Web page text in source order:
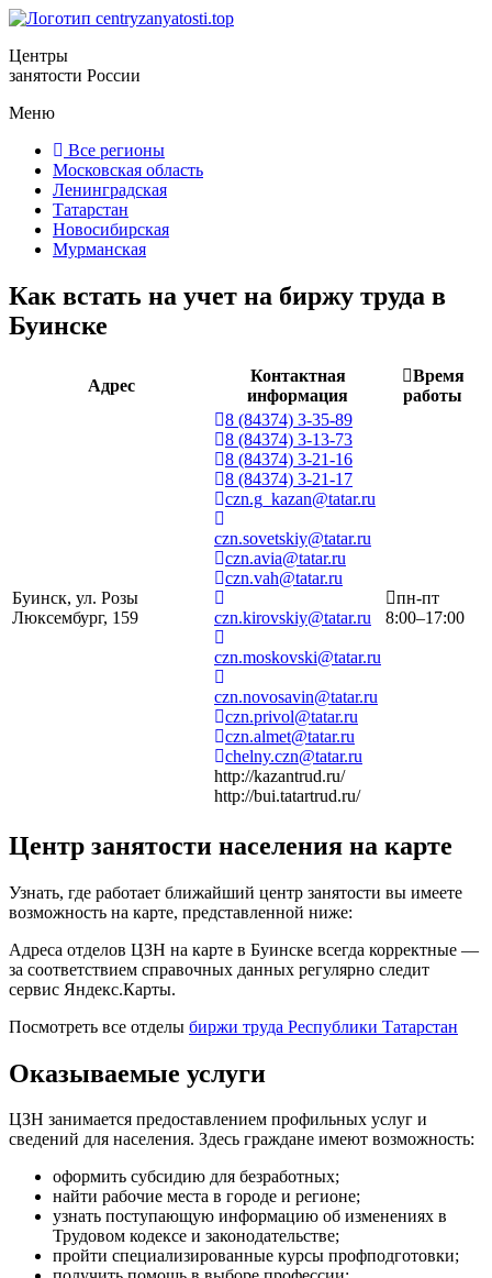
Центры
занятости России
Меню
Все регионы
Московская область
Ленинградская
Татарстан
Новосибирская
Мурманская
Как встать на учет на биржу труда в
Буинске
Адрес
Контактная
информация
Время
работы
Буинск, ул. Розы
Люксембург, 159
8 (84374) 3-35-89
8 (84374) 3-13-73
8 (84374) 3-21-16
8 (84374) 3-21-17
czn.g_kazan@tatar.ru
czn.sovetskiy@tatar.ru
czn.avia@tatar.ru
czn.vah@tatar.ru
czn.kirovskiy@tatar.ru
czn.moskovski@tatar.ru
czn.novosavin@tatar.ru
czn.privol@tatar.ru
czn.almet@tatar.ru
chelny.czn@tatar.ru
http://kazantrud.ru/
http://bui.tatartrud.ru/
пн-пт
8:00–17:00
Центр занятости населения на карте
Узнать, где работает ближайший центр занятости вы имеете
возможность на карте, представленной ниже:
Адреса отделов ЦЗН на карте в Буинске всегда корректные —
за соответствием справочных данных регулярно следит
сервис Яндекс.Карты.
Посмотреть все отделы биржи труда Республики Татарстан
Оказываемые услуги
ЦЗН занимается предоставлением профильных услуг и
сведений для населения. Здесь граждане имеют возможность:
оформить субсидию для безработных;
найти рабочие места в городе и регионе;
узнать поступающую информацию об изменениях в
Трудовом кодексе и законодательстве;
пройти специализированные курсы профподготовки;